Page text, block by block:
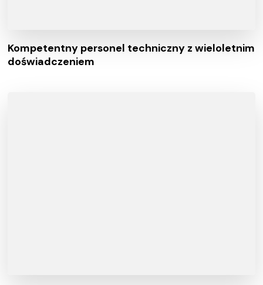
Kompetentny personel techniczny z wieloletnim
doświadczeniem